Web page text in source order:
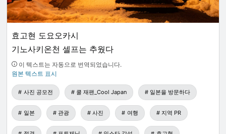
효고현 도요오카시
기노사키온천 셀프는 추웠다
이 텍스트는 자동으로 번역되었습니다.
원본 텍스트 표시
사진 공모전 쿨 재팬_Cool Japan 일본을 방문하다
일본 관광 사진 여행 지역 PR